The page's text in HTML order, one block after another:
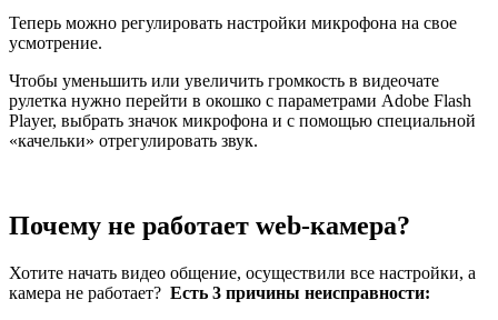
Теперь можно регулировать настройки микрофона на свое
усмотрение.
Чтобы уменьшить или увеличить громкость в видеочате
рулетка нужно перейти в окошко с параметрами Adobe Flash
Player, выбрать значок микрофона и с помощью специальной
«качельки» отрегулировать звук.
Почему не работает web-камера?
Хотите начать видео общение, осуществили все настройки, а
камера не работает? Есть 3 причины неисправности: